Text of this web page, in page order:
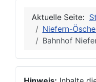
Aktuelle Seite:
Niefern-
Bahnhof